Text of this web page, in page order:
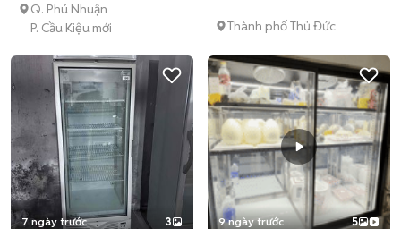
Q. Phú Nhuận
P. Cầu Kiệu mới
Thành phố Thủ Đức
7 ngày trước 3 9 ngày trước 5